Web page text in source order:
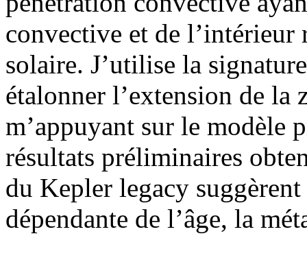
convective et de
solaire. J’utilise la
étalonner l’extension de la
m’appuyant sur le modèle
résultats préliminaires
du Kepler legacy
dépendante de l’âge, la